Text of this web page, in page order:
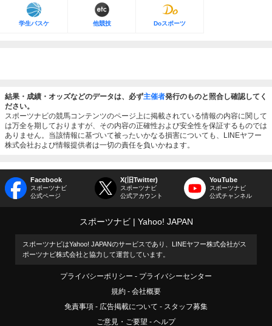
学生バスケ 他競技 Doスポーツ
結果・成績・オッズなどのデータは、必ず主催者発行のものと照合し確認してく
ださい。
スポーツナビの競馬コンテンツのページ上に掲載されている情報の内容に関して
は万全を期しておりますが、その内容の正確性および安全性を保証するものでは
ありません。当該情報に基づいて被ったいかなる損害についても、LINEヤフー
株式会社および情報提供者は一切の責任を負いかねます。
Facebook
スポーツナビ
公式ページ
X(旧Twitter)
スポーツナビ
公式アカウント
YouTube
スポーツナビ
公式チャンネル
スポーツナビ Yahoo! JAPAN
スポーツナビはYahoo! JAPANのサービスであり、LINEヤフー株式会社がス
ポーツナビ株式会社と協力して運営しています。
プライバシーポリシー
プライバシーセンター
規約
会社概要
免責事項
広告掲載について
スタッフ募集
ご意見・ご要望
ヘルプ